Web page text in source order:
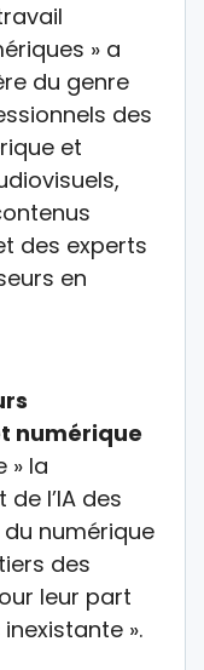
» a
du genre
des
et
des experts
en
numérique
» la
l’IA des
numérique
des
leur part
».